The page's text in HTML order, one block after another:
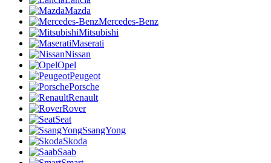
Mazda
Mercedes-Benz
Mitsubishi
Maserati
Nissan
Opel
Peugeot
Porsche
Renault
Rover
Seat
SsangYong
Skoda
Saab